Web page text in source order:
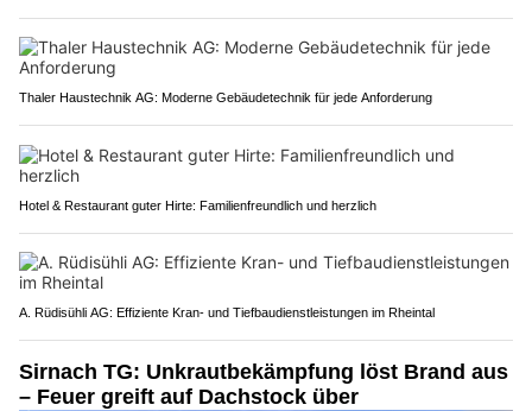
Thaler Haustechnik AG: Moderne Gebäudetechnik für jede Anforderung
Hotel & Restaurant guter Hirte: Familienfreundlich und herzlich
A. Rüdisühli AG: Effiziente Kran- und Tiefbaudienstleistungen im Rheintal
Sirnach TG: Unkrautbekämpfung löst Brand aus
– Feuer greift auf Dachstock über